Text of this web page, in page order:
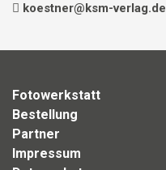
koestner@ksm-verlag.de
Fotowerkstatt
Bestellung
Partner
Impressum